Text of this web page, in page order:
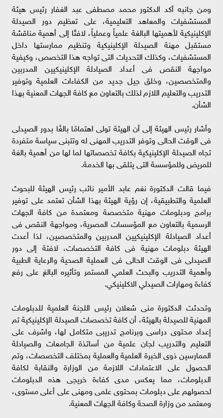
ومن جانبه أكد الدكتور محمد مصطفى عبد الغفار رئيس هيئة
المستشفيات والمعاهد التعليمية، على تعظيم دور الصيدلة
الإكلينيكية لأهميتها البالغة علمياً وعملياً، لافتًا إلى أهمية مناقشة
مستقبل مهنة الصيدلة الإكلينيكية وتنظيم ممارستها داخل
المستشفيات، وكذلك التحديات التى تواجه هذا التخصص، وكيفية
مواجهة النقص فى أعداد الصيادلة الإكلينيكيين المدربين
والمتخصصين، وخلق جيل جديد من الكفاءات العلمية وتوفير
التدريب والتعليم اللازم لذلك بالتعاون مع كافة الجهات المعنية بهذا
الشأن.
وأشار رئيس الهيئة إلى أن الهيئة تولى اهتمامًا بالغًا بدور الصيدلى
فى الوقت الحالى وتوفر التدريب المهنى له وتتبنى سياسة متفردة
تجاه الصيدلة الإكلينيكية بكافة تخصصاتها لما لها من أهمية بالغة
للمريض وللمؤسسة التى يتلقى بها الخدمة.
فيما قالت الدكتورة نغم عابد الأمير نائب رئيس الهيئة للبحوث
العلمية والتطبيقية، إن رؤية الهيئة بهذا الشأن تعتمد على توفير
برامج ودبلومات مهنية متخصصة ومعتمدة من كافة الجهات
الرسمية بالتعاون مع المؤسسات المصرية، ومواجهة النقص فى
أعداد الصيادلة الإكلينيكيين المدربين والمتخصصين، لذا أعدت
الهيئة دبلومات مهنية فى كافة التخصصات، لافتة إلى دور
الصيدلى فى الوقت الحالى فى العملية الصحية والرعاية الطبية
وأهمية التدريب والبحث العلمي المستمر وتأثيره البالغ على رفع
كفاءة ومهارات الصيدلي الاكلينيكي.
وتحدثت الدكتورة منى شعلان رئيس اللجنة العلمية للدبلومات
المهنية للصيدلة بالهيئة، أن كافة تخصصات الصيدلة الإكلينيكية تم
إعداد محتوى دراسى وبرنامج تدريبى متكامل لها، واشرف على
التعليم والتدريب لجان علمية من أساتذة الجامعات والصيادلة
الممارسين ذوى الخبرة العلمية والعملية بمختلف التخصصات، وتم
الحصول على الاعتمادات اللازمة من الوزارة والنقابة لكافة
الدبلومات، مما يعكس مدى كفاءة خريجى هذه الدبلومات
لحصولهم على دبلومات بمحتوى علمى ومهنى على أعلى مستوى،
ومعتمد من وزارة الصحة وكافة الجهات المعنية.